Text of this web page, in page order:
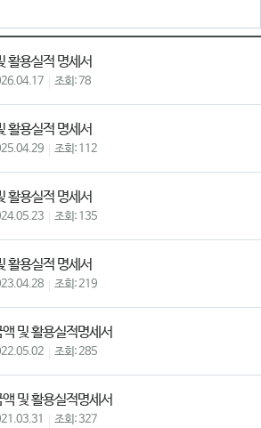
활용실적 명세서
78
활용실적 명세서
112
활용실적 명세서
135
활용실적 명세서
219
및 활용실적명세서
285
및 활용실적명세서
327